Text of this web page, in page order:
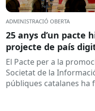
ADMINISTRACIÓ OBERTA
25 anys d’un pacte
projecte de país
El Pacte per a la
Societat de la
públiques catalanes ha